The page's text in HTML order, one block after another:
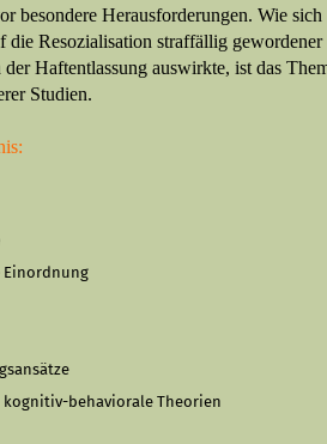
besondere Herausforderungen. Wie sich
die Resozialisation straffällig ge­wor­dener
der Haftentlassung auswirkte, ist das
Studien.
kognitiv-behaviorale Theorien